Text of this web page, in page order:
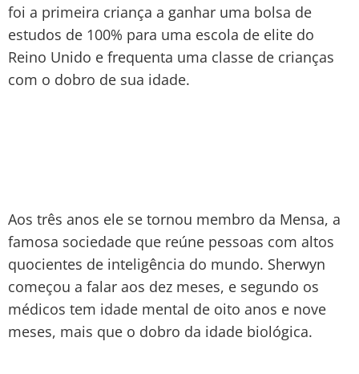
foi a primeira criança a ganhar uma bolsa de
estudos de 100% para uma escola de elite do
Reino Unido e frequenta uma classe de crianças
com o dobro de sua idade.
Aos três anos ele se tornou membro da Mensa, a
famosa sociedade que reúne pessoas com altos
quocientes de inteligência do mundo. Sherwyn
começou a falar aos dez meses, e segundo os
médicos tem idade mental de oito anos e nove
meses, mais que o dobro da idade biológica.